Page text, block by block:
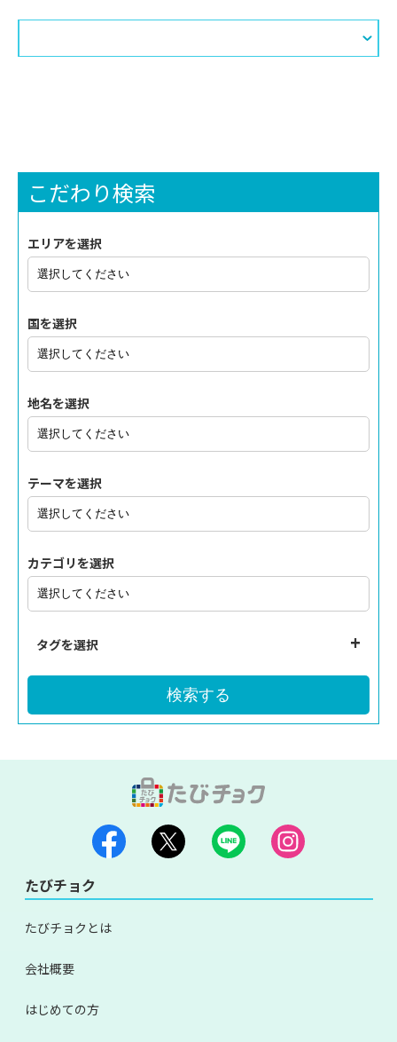
こだわり検索
エリアを選択
国を選択
地名を選択
テーマを選択
カテゴリを選択
タグを選択
検索する
たびチョク
たびチョクとは
会社概要
はじめての方